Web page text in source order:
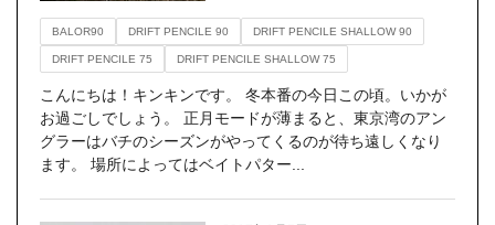
BALOR90 DRIFT PENCILE 90 DRIFT PENCILE SHALLOW 90
DRIFT PENCILE 75 DRIFT PENCILE SHALLOW 75
こんにちは！キンキンです。 冬本番の今日この頃。いかが
お過ごしでしょう。 正月モードが薄まると、東京湾のアン
グラーはバチのシーズンがやってくるのが待ち遠しくなり
ます。 場所によってはベイトパター...